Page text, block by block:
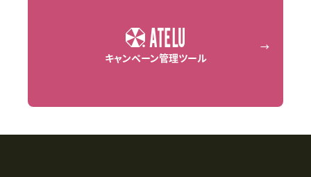
キャンペーン管理ツール
→